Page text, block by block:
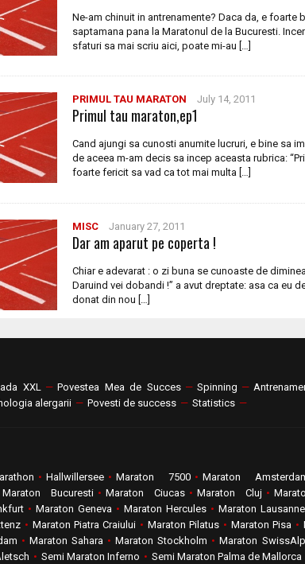
Ne-am chinuit in antrenamente? Daca da, e foarte
saptamana pana la Maratonul de la Bucuresti.
sfaturi sa mai scriu aici, poate mi-au […]
PRIMUL TAU MARATON July 14, 2011
Primul tau maraton,ep1
Cand ajungi sa cunosti anumite lucruri, e bine sa
de aceea m-am decis sa incep aceasta rubrica:
foarte fericit sa vad ca tot mai multa […]
MISC January 27, 2011
Dar am aparut pe coperta !
Chiar e adevarat : o zi buna se cunoaste de
Daruind vei dobandi !” a avut dreptate: asa ca eu
donat din nou […]
XXL — Povestea Mea de Succes — Spinning —
alergarii — Povesti de success — Statistics —
• Hallwillersee • Maraton 7500 • Maraton
Maraton Bucuresti • Maraton Ciucas • Maraton Cluj •
• Maraton Geneva • Maraton Hercules • Maraton Lausanne
• Maraton Piatra Craiului • Maraton Pilatus • Maraton Pisa •
• Maraton Sahara • Maraton Stockholm • Maraton
• Semi Maraton Inferno • Semi Maraton Palma de Mallorca